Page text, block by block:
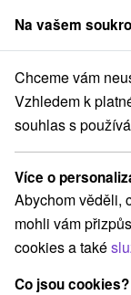
člen skupinySorger
Drevenice
Drevenice
Kategorie
Všechny kategorie
Chaty na
Na vašem
Chceme vám
Vzhledem k
souhlas s
Více o
Abychom věděli,
mohli vám
cookies a také
Co jsou cookies?